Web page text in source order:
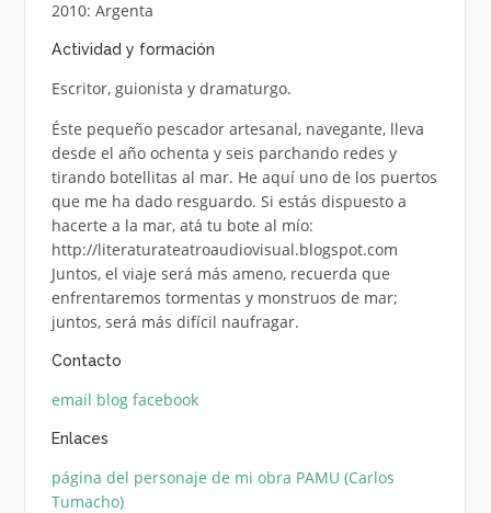
2010: Argenta
Actividad y formación
Escritor, guionista y dramaturgo.
Éste pequeño pescador artesanal, navegante, lleva
desde el año ochenta y seis parchando redes y
tirando botellitas al mar. He aquí uno de los puertos
que me ha dado resguardo. Si estás dispuesto a
hacerte a la mar, atá tu bote al mío:
http://literaturateatroaudiovisual.blogspot.com
Juntos, el viaje será más ameno, recuerda que
enfrentaremos tormentas y monstruos de mar;
juntos, será más difícil naufragar.
Contacto
email blog facebook
Enlaces
página del personaje de mi obra PAMU (Carlos
Tumacho)